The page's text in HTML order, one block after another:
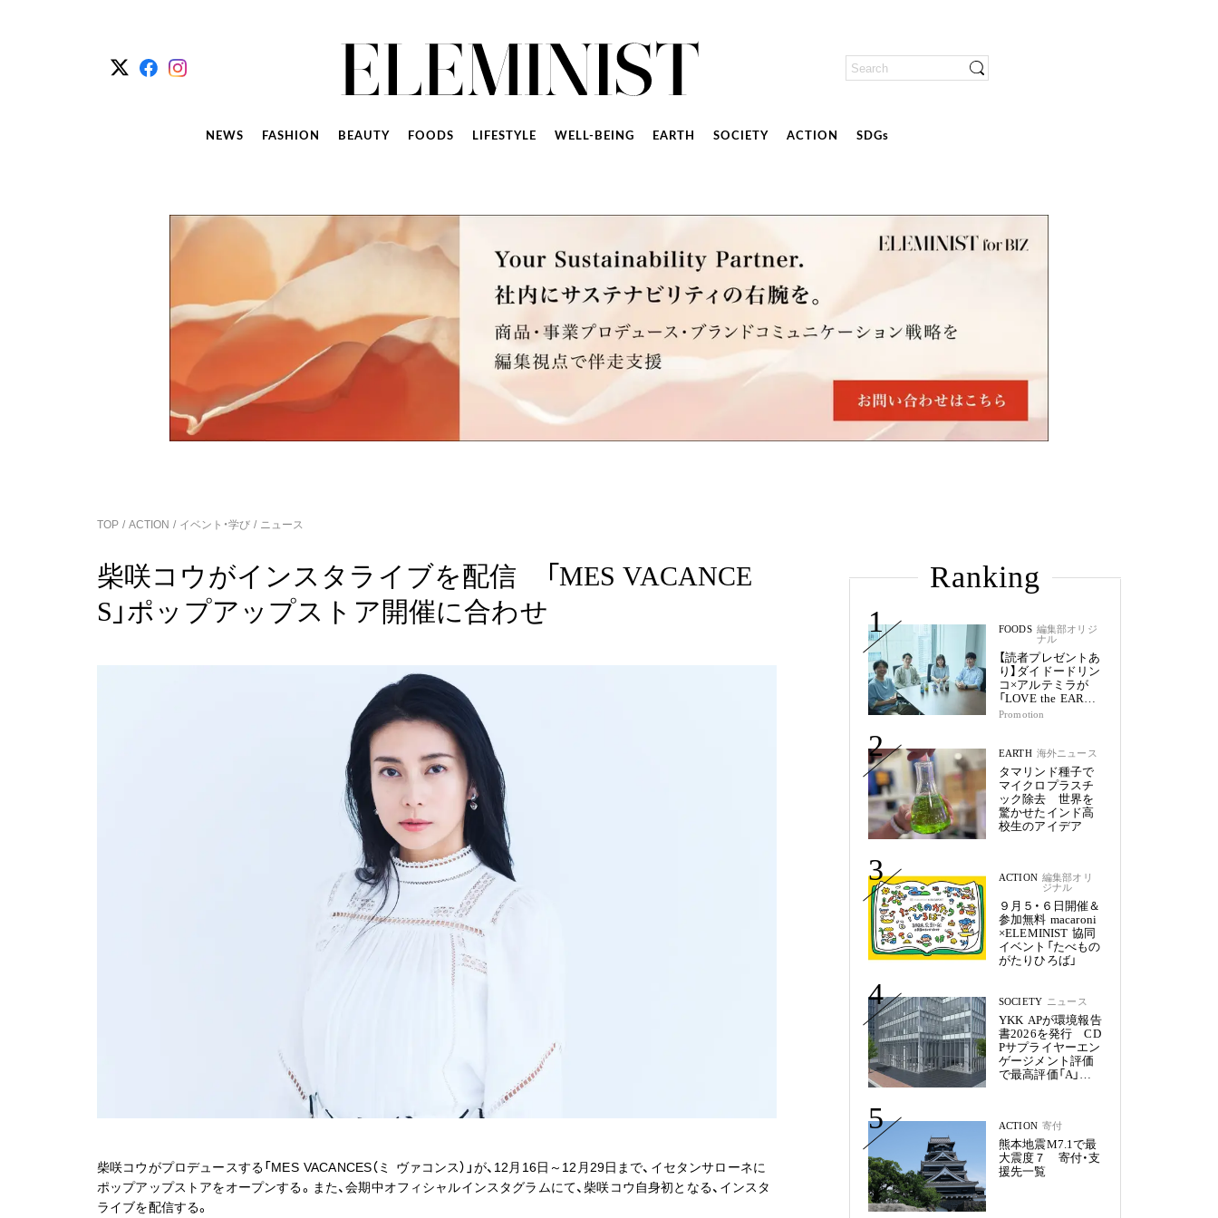
NEWS FASHION BEAUTY FOODS LIFESTYLE WELL-BEING EARTH SOCIETY ACTION SDGs
TOP ACTION イベント・学び ニュース
柴咲コウがインスタライブを配信 「MES VACANCE
S」ポップアップストア開催に合わせ
柴咲コウがプロデュースする「MES VACANCES（ミ ヴァコンス）」が、12月16日～12月29日まで、イセタンサローネに
ポップアップストアをオープンする。また、会期中オフィシャルインスタグラムにて、柴咲コウ自身初となる、インスタ
ライブを配信する。
Ranking
1
FOODS 編集部オリジ
ナル
【読者プレゼントあ
り】ダイドードリン
コ×アルテミラが
「LOVE the EARTH
シリーズ」で目指す
Promotion
2 EARTH 海外ニュース
タマリンド種子で
マイクロプラスチ
ック除去 世界を
驚かせたインド高
校生のアイデア
3 ACTION 編集部オリ
ジナル
９月５・６日開催＆
参加無料 macaroni
×ELEMINIST 協同
イベント「たべもの
がたりひろば」
4 SOCIETY ニュース
YKK APが環境報告
書2026を発行 CD
Pサプライヤーエン
ゲージメント評価
で最高評価「A」を
5 ACTION 寄付
熊本地震M7.1で最
大震度７ 寄付・支
援先一覧